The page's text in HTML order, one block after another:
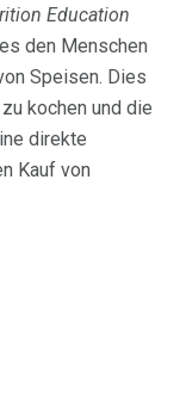
Education
den Menschen
Speisen. Dies
kochen und die
direkte
Kauf von